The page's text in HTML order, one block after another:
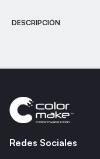
DESCRIPCIÓN
Redes Sociales